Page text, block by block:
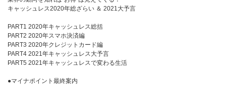
キャッシュレス2020年総ざらい ＆ 2021大予言
PART1 2020年キャッシュレス総括
PART2 2020年スマホ決済編
PART3 2020年クレジットカード編
PART4 2021年キャッシュレス大予言
PART5 2021年キャッシュレスで変わる生活
●マイナポイント最終案内